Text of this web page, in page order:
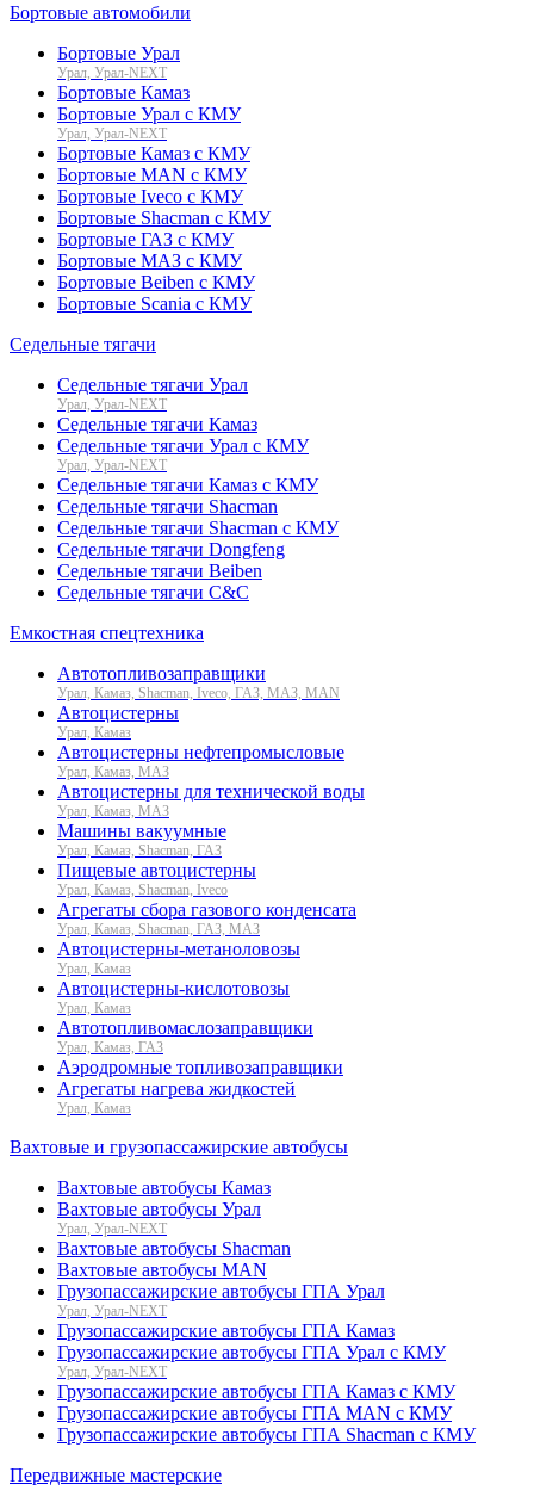
Бортовые автомобили
Бортовые Урал
Урал, Урал-NEXT
Бортовые Камаз
Бортовые Урал с КМУ
Урал, Урал-NEXT
Бортовые Камаз с КМУ
Бортовые MAN с КМУ
Бортовые Iveco с КМУ
Бортовые Shacman с КМУ
Бортовые ГАЗ с КМУ
Бортовые МАЗ с КМУ
Бортовые Beiben с КМУ
Бортовые Scania с КМУ
Седельные тягачи
Седельные тягачи Урал
Урал, Урал-NEXT
Седельные тягачи Камаз
Седельные тягачи Урал с КМУ
Урал, Урал-NEXT
Седельные тягачи Камаз с КМУ
Седельные тягачи Shacman
Седельные тягачи Shacman с КМУ
Седельные тягачи Dongfeng
Седельные тягачи Beiben
Седельные тягачи C&C
Емкостная спецтехника
Автотопливозаправщики
Урал, Камаз, Shacman, Iveco, ГАЗ, МАЗ, MAN
Автоцистерны
Урал, Камаз
Автоцистерны нефтепромысловые
Урал, Камаз, МАЗ
Автоцистерны для технической воды
Урал, Камаз, МАЗ
Машины вакуумные
Урал, Камаз, Shacman, ГАЗ
Пищевые автоцистерны
Урал, Камаз, Shacman, Iveco
Агрегаты сбора газового конденсата
Урал, Камаз, Shacman, ГАЗ, МАЗ
Автоцистерны-метаноловозы
Урал, Камаз
Автоцистерны-кислотовозы
Урал, Камаз
Автотопливомаслозаправщики
Урал, Камаз, ГАЗ
Аэродромные топливозаправщики
Агрегаты нагрева жидкостей
Урал, Камаз
Вахтовые и грузопассажирские автобусы
Вахтовые автобусы Камаз
Вахтовые автобусы Урал
Урал, Урал-NEXT
Вахтовые автобусы Shacman
Вахтовые автобусы MAN
Грузопассажирские автобусы ГПА Урал
Урал, Урал-NEXT
Грузопассажирские автобусы ГПА Камаз
Грузопассажирские автобусы ГПА Урал с КМУ
Урал, Урал-NEXT
Грузопассажирские автобусы ГПА Камаз с КМУ
Грузопассажирские автобусы ГПА MAN с КМУ
Грузопассажирские автобусы ГПА Shacman с КМУ
Передвижные мастерские